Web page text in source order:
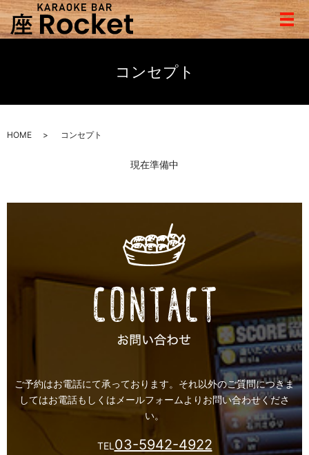
メ
コンセプト
HOME コンセプト
現在準備中
ご予約はお電話にて承っております。 それ以外のご質問につきま
してはお電話もしくはメールフォームよりお問い合わせくださ
い。
TEL 03-5942-4922